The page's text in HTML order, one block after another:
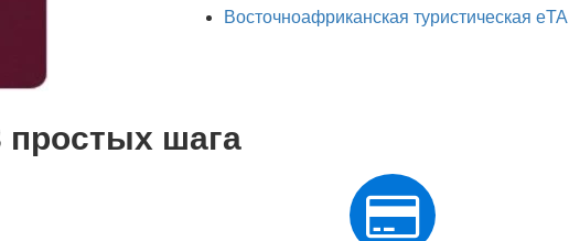
Восточноафриканская туристическая eTA
простых шага